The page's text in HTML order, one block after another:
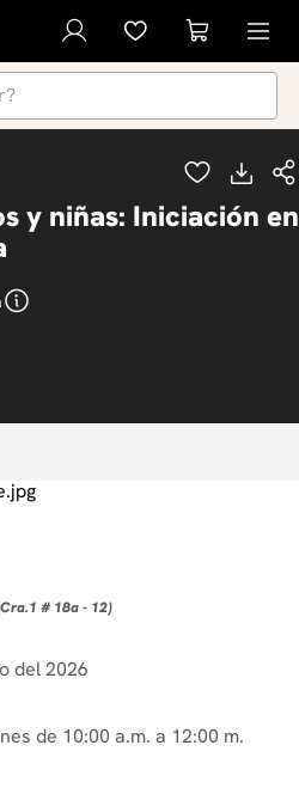
y niñas: Iniciación en
# 18a - 12)
del 2026
de 10:00 a.m. a 12:00 m.